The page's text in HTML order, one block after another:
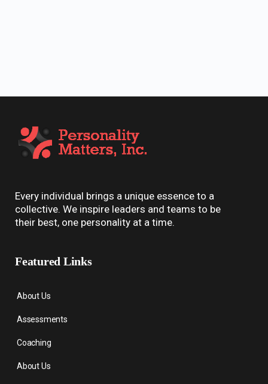
Every individual brings a unique essence to a
collective. We inspire leaders and teams to be
their best, one personality at a time.
Featured Links
About Us
Assessments
Coaching
About Us